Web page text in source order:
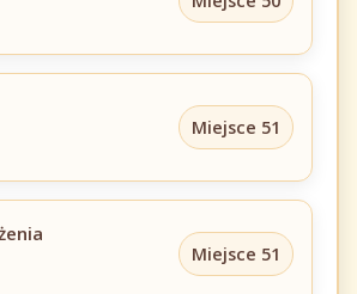
Miejsce 51
Miejsce 51